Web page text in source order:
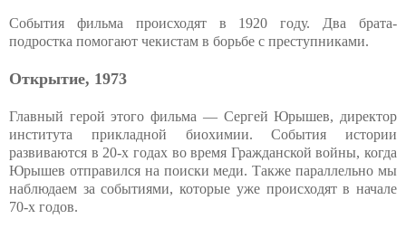
События фильма происходят в 1920 году. Два брата-
подростка помогают чекистам в борьбе с преступниками.
Открытие, 1973
Главный герой этого фильма — Сергей Юрышев, директор
института прикладной биохимии. События истории
развиваются в 20-х годах во время Гражданской войны, когда
Юрышев отправился на поиски меди. Также параллельно мы
наблюдаем за событиями, которые уже происходят в начале
70-х годов.